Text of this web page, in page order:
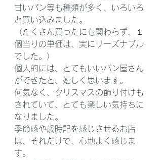
甘いパン等も種類が多く、いろいろ
と買い込みました。
（たくさん買ったにも関わらず、１
個当りの単価は、実にリーズナブル
でした。）
個人的には、とてもいいパン屋さん
ができたと、嬉しく思います。
何気なく、クリスマスの飾り付けも
されていて、とても楽しい気持ちに
なりました。
季節感や歳時記を感じさせるお店
は、それだけで、心地よく感じま
す。